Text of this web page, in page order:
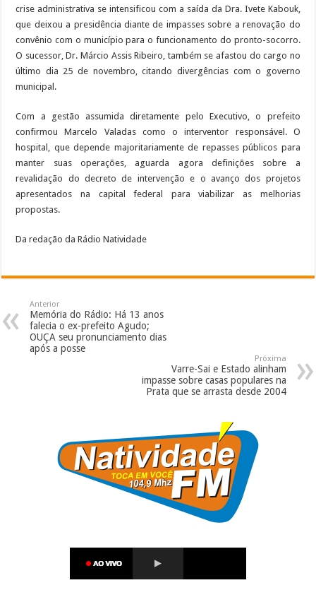
crise administrativa se intensificou com a saída da Dra. Ivete Kabouk,
que deixou a presidência diante de impasses sobre a renovação do
convênio com o município para o funcionamento do pronto-socorro.
O sucessor, Dr. Márcio Assis Ribeiro, também se afastou do cargo no
último dia 25 de novembro, citando divergências com o governo
municipal.
Com a gestão assumida diretamente pelo Executivo, o prefeito
confirmou Marcelo Valadas como o interventor responsável. O
hospital, que depende majoritariamente de repasses públicos para
manter suas operações, aguarda agora definições sobre a
revalidação do decreto de intervenção e o avanço dos projetos
apresentados na capital federal para viabilizar as melhorias
propostas.
Da redação da Rádio Natividade
Anterior
Memória do Rádio: Há 13 anos
falecia o ex-prefeito Agudo;
OUÇA seu pronunciamento dias
após a posse
Próxima
Varre-Sai e Estado alinham
impasse sobre casas populares na
Prata que se arrasta desde 2004